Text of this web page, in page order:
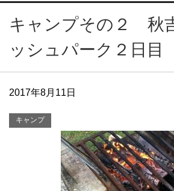
キャンプその２ 秋
ッシュパーク２日目
2017年8月11日
キャンプ